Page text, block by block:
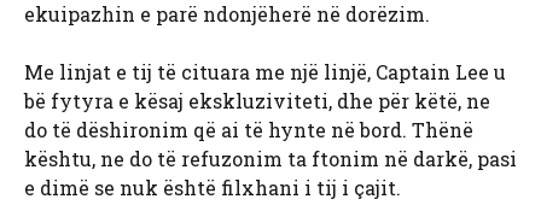
ekuipazhin e parë ndonjëherë në dorëzim.
Me linjat e tij të cituara me një linjë, Captain Lee u
bë fytyra e kësaj ekskluziviteti, dhe për këtë, ne
do të dëshironim që ai të hynte në bord. Thënë
kështu, ne do të refuzonim ta ftonim në darkë, pasi
e dimë se nuk është filxhani i tij i çajit.